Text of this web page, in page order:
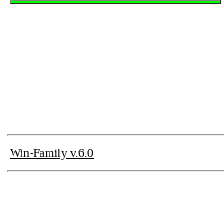
Win-Family v.6.0